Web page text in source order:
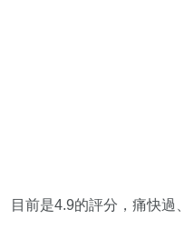
目前是4.9的評分，痛快過